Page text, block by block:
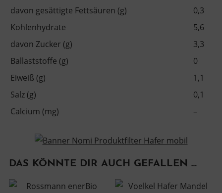
davon gesättigte Fettsäuren (g)
0,3
Kohlenhydrate
5,6
davon Zucker (g)
3,3
Ballaststoffe (g)
0
Eiweiß (g)
1,1
Salz (g)
0,1
Calcium (mg)
–
DAS KÖNNTE DIR AUCH GEFALLEN …